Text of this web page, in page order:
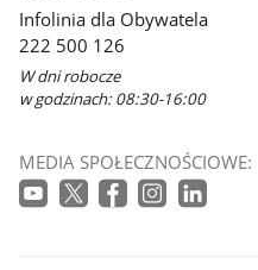
Infolinia dla Obywatela
222 500 126
W dni robocze
w godzinach: 08:30-16:00
MEDIA SPOŁECZNOŚCIOWE: